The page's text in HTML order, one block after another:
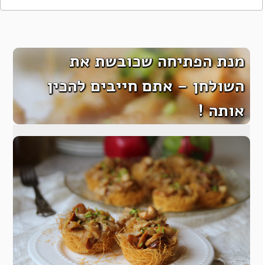
מנת הפתיחה שכובשת את
השולחן – אתם חייבים להכין
אותה !